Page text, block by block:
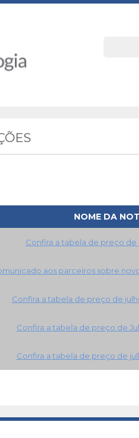
NOME DA
Confira a tabela de preço de
aos parceiros sobre
Confira a tabela de preço de
Confira a tabela de preço de
Confira a tabela de preço de